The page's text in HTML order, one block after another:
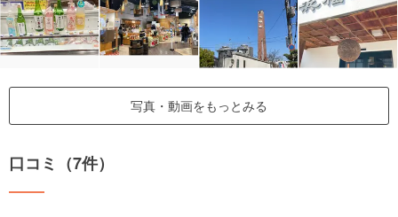
写真・動画をもっとみる
口コミ（7件）